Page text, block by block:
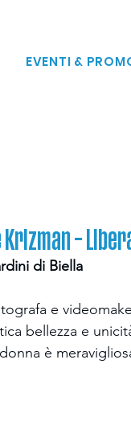
EVENTI &
–
di Biella
e
bellezza e
è